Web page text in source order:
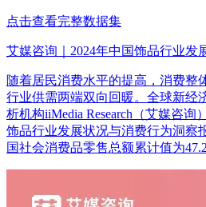
点击查看完整数据集
艾媒咨询｜2024年中国饰品行业发
随着居民消费水平的提高，消费整
行业供需两端双向回暖。全球新经
析机构iiMedia Research（艾媒咨询
饰品行业发展状况与消费行为洞察
国社会消费品零售总额累计值为